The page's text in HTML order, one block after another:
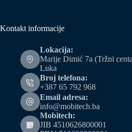
Kontakt informacije
Lokacija:
Marije Dimić 7a (Tržni
Luka
Broj telefona:
+387 65 792 968
Email adresa:
info@mobitech.ba
Mobitech:
JIB 4510626800001